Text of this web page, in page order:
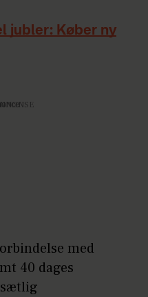
jubler: Køber ny
med
40 dages